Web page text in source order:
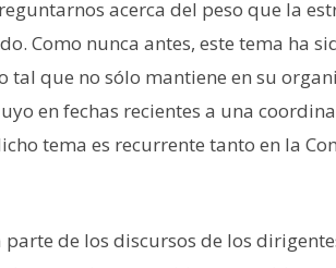
acerca del peso que la
Como nunca antes, este tema ha
tal que no sólo mantiene en su
en fechas recientes a una
tema es recurrente tanto en la
de los discursos de los